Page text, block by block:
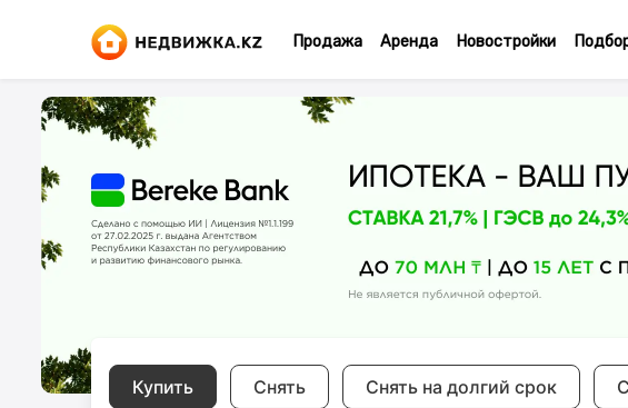
Продажа Аренда Новостройки
Купить Снять Снять на долгий срок